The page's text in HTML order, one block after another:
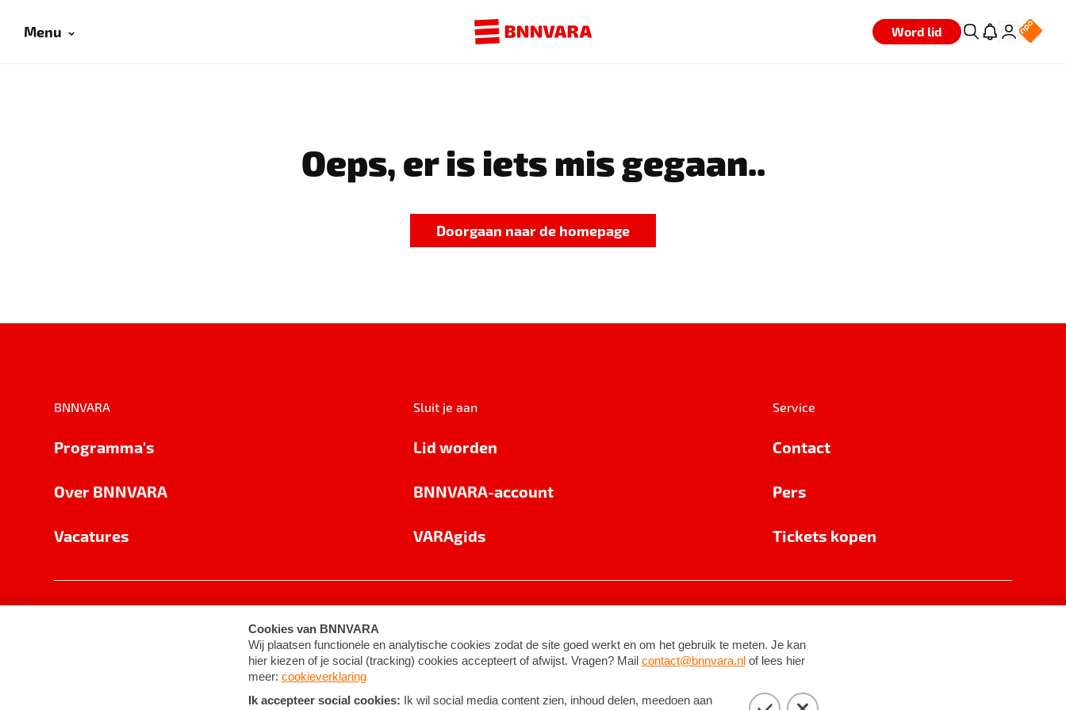
Menu Word lid
Oeps, er is iets mis gegaan..
Doorgaan naar de homepage
BNNVARA
Programma's
Over BNNVARA
Vacatures
Sluit je aan
Lid worden
BNNVARA-account
VARAgids
Service
Contact
Pers
Tickets kopen
Cookie-instellingen Algemene voorwaarden ©2026BNNVARA